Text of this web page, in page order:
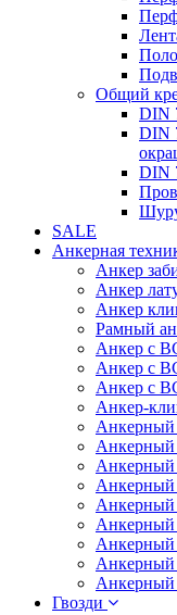
Общий
DIN
DIN
DIN
SALE
Анкерная
Анкер
Анкер
Анкер
Рамный
Анкер с
Анкер с
Анкер с
Анкер-
Анкерный
Анкерный
Анкерный
Анкерный
Анкерный
Анкерный
Анкерный
Анкерный
Анкерный
Гвозди